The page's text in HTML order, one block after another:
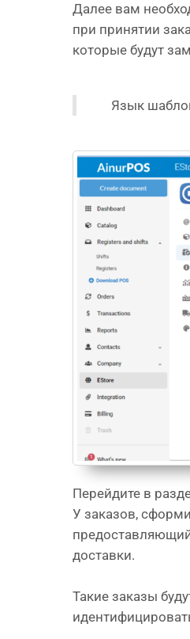
Далее вам
при принятии
которые будут
Язык
Перейдите в
У заказов,
доставки.
Такие заказы